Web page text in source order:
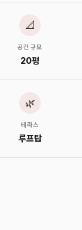
📐
공간 규모
20평
🌿
테라스
루프탑